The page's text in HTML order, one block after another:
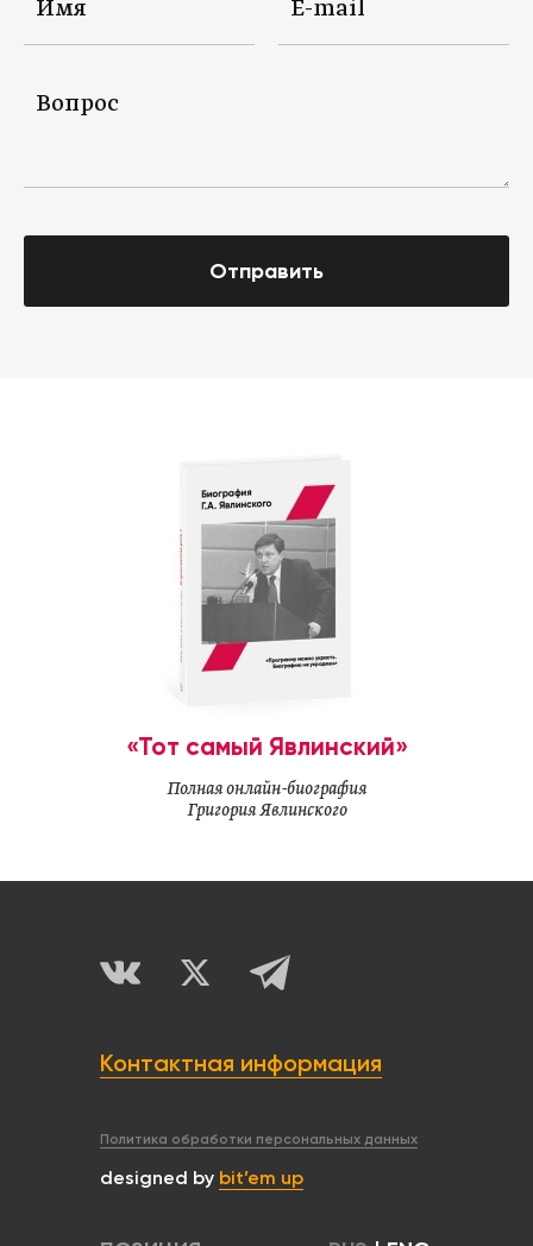
Отправить
«Тот самый Явлинский»
Полная онлайн-биография
Григория Явлинского
Контактная информация
Политика обработки персональных данных
designed by bit’em up